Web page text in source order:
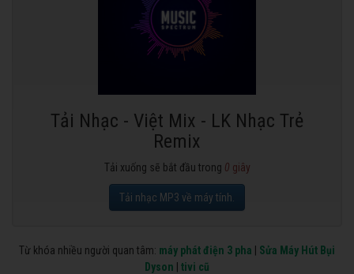
Tải Nhạc - Việt Mix - LK Nhạc Trẻ
Remix
Tải xuống sẽ bắt đầu trong 0 giây
Tải nhạc MP3 về máy tính.
Từ khóa nhiều người quan tâm: máy phát điện 3 pha
Sửa Máy Hút Bụi
Dyson
tivi cũ